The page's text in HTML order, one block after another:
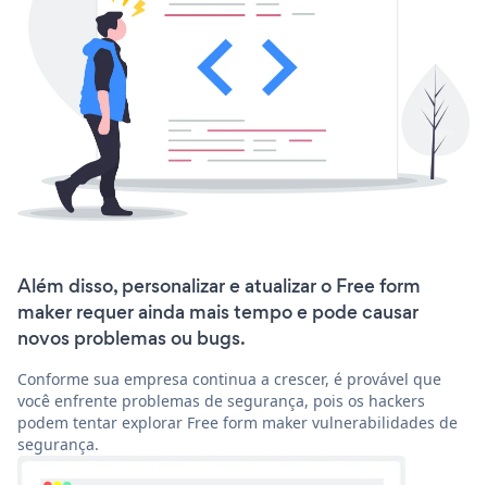
Além disso, personalizar e atualizar o Free form
maker requer ainda mais tempo e pode causar
novos problemas ou bugs.
Conforme sua empresa continua a crescer, é provável que
você enfrente problemas de segurança, pois os hackers
podem tentar explorar Free form maker vulnerabilidades de
segurança.